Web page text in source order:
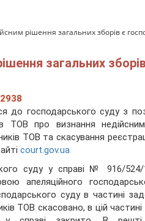
рішення загальних зборів є
загальних
2938
до господарського суду з
ТОВ про визнання
ТОВ та скасування
court.gov.ua
суду у справі № 916/
апеляційного
суду в частині
ТОВ скасовано, в цій